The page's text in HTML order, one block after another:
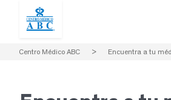
Centro Médico ABC > Encuentra a tu